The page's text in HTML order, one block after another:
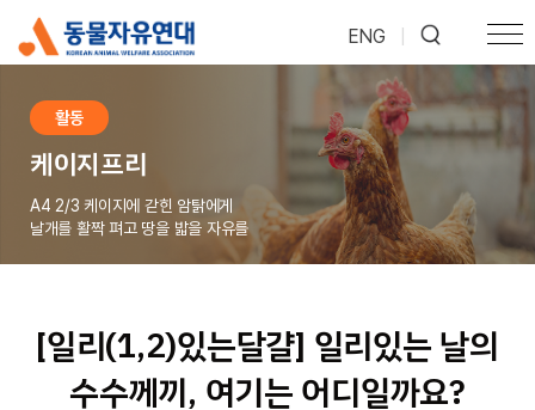
ENG
활동
케이지프리
A4 2/3 케이지에 갇힌 암탉에게
날개를 활짝 펴고 땅을 밟을 자유를
[일리(1,2)있는달걀] 일리있는 날의
수수께끼, 여기는 어디일까요?